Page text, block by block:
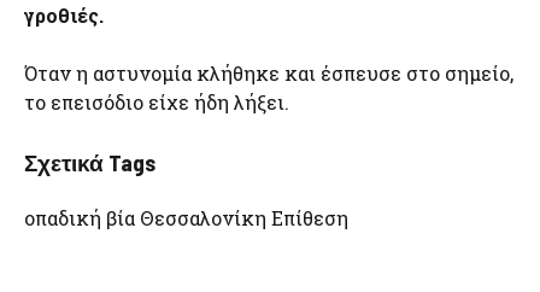
γροθιές.
Όταν η αστυνομία κλήθηκε και έσπευσε στο σημείο,
το επεισόδιο είχε ήδη λήξει.
Σχετικά Tags
οπαδική βία Θεσσαλονίκη Επίθεση